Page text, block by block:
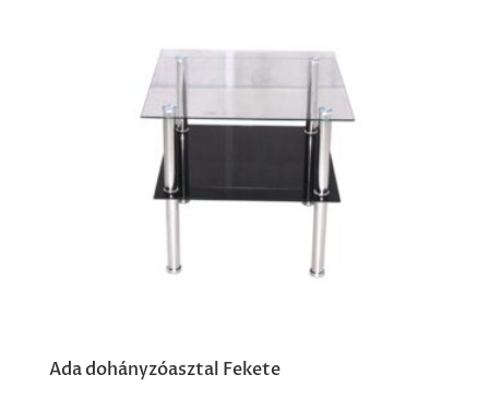
Ada dohányzóasztal Fekete